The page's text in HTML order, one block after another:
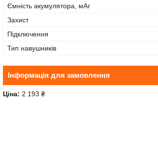
Ємність акумулятора, мАг
Захист
Підключення
Тип навушників
Інформація для замовлення
Ціна: 2 193 ₴